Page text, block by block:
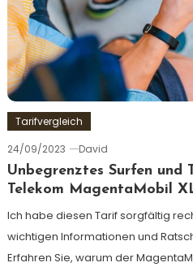
Tarifvergleich
24/09/2023
David
Unbegrenztes Surfen und
Telekom MagentaMobil
Ich habe diesen Tarif sorgfältig
wichtigen Informationen und
Erfahren Sie, warum der